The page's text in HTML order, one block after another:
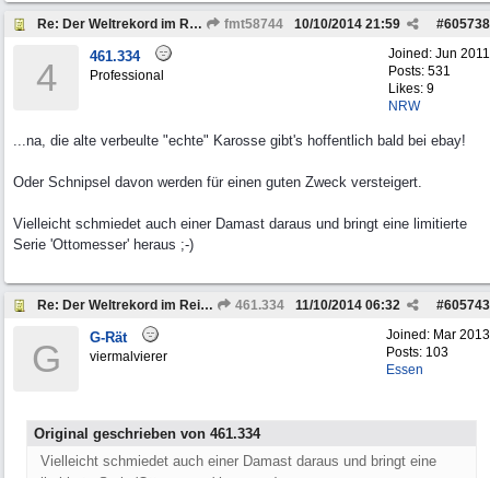
Re: Der Weltrekord im Reisen... fmt58744 #605738
10/10/2014 21:59
Joined: Jun 2011
Posts: 531
Likes: 9
NRW
4 461.334
Professional
...na, die alte verbeulte "echte" Karosse gibt's hoffentlich bald bei ebay!
Oder Schnipsel davon werden für einen guten Zweck versteigert.
Vielleicht schmiedet auch einer Damast daraus und bringt eine limitierte
Serie 'Ottomesser' heraus ;-)
Re: Der Weltrekord im Reisen... 461.334 #605743
11/10/2014 06:32
Joined: Mar 2013
Posts: 103
Essen
G G-Rät
viermalvierer
Original geschrieben von 461.334
Vielleicht schmiedet auch einer Damast daraus und bringt eine